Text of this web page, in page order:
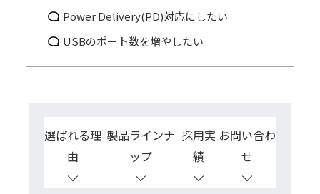
Power Delivery(PD)対応にしたい
USBのポート数を増やしたい
選ばれる理
由
製品ラインナ
ップ
採用実
績
お問い合わ
せ